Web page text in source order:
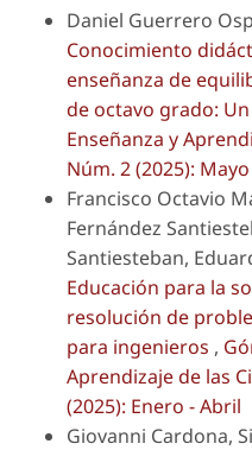
Daniel Guerrero
Conocimiento
enseñanza de
de octavo grado:
Enseñanza y
Núm. 2 (2025):
Francisco Octavio
Fernández
Santiesteban,
Educación para la
resolución de
para ingenieros ,
Aprendizaje de las
(2025): Enero - Abril
Giovanni Cardona,